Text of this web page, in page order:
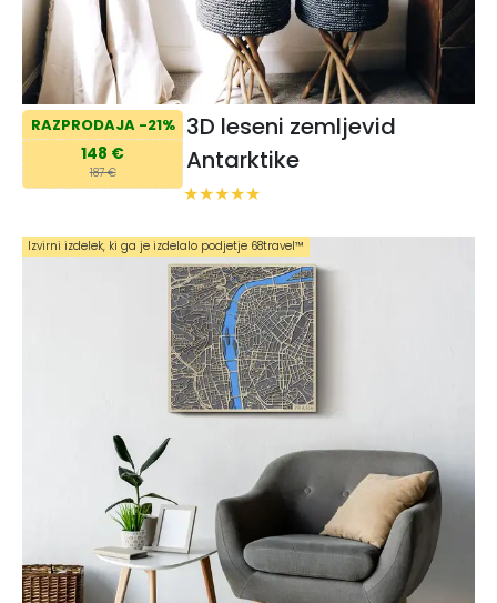
RAZPRODAJA -21%
148 €
187 €
3D leseni zemljevid
Antarktike
Izvirni izdelek, ki ga je izdelalo podjetje 68travel™️